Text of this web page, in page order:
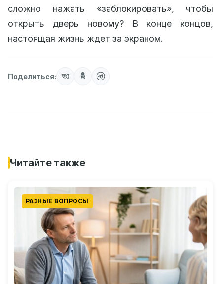
сложно нажать «заблокировать», чтобы
открыть дверь новому? В конце концов,
настоящая жизнь ждет за экраном.
Поделиться:
Читайте также
РАЗНЫЕ ВОПРОСЫ